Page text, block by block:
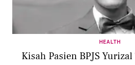
HEALTH
Kisah Pasien BPJS